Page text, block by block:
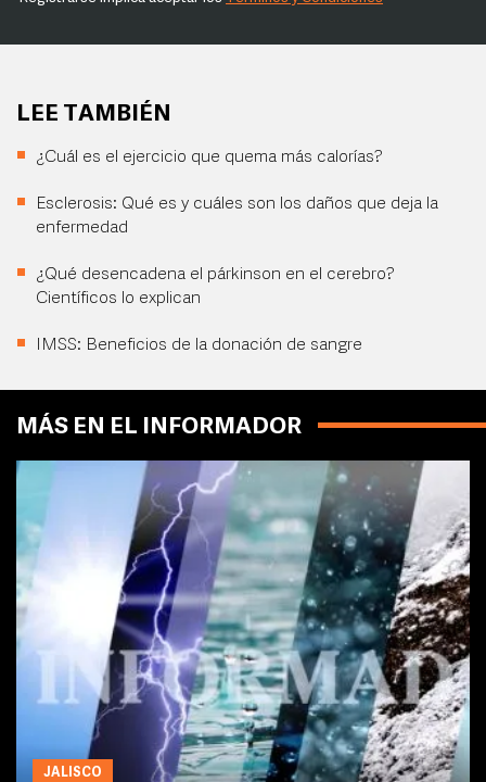
LEE TAMBIÉN
¿Cuál es el ejercicio que quema más calorías?
Esclerosis: Qué es y cuáles son los daños que deja la
enfermedad
¿Qué desencadena el párkinson en el cerebro?
Científicos lo explican
IMSS: Beneficios de la donación de sangre
MÁS EN EL INFORMADOR
JALISCO